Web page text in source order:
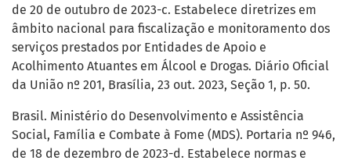
de 20 de outubro de 2023-c. Estabelece diretrizes em
âmbito nacional para fiscalização e monitoramento dos
serviços prestados por Entidades de Apoio e
Acolhimento Atuantes em Álcool e Drogas. Diário Oficial
da União nº 201, Brasília, 23 out. 2023, Seção 1, p. 50.
Brasil. Ministério do Desenvolvimento e Assistência
Social, Família e Combate à Fome (MDS). Portaria nº 946,
de 18 de dezembro de 2023-d. Estabelece normas e